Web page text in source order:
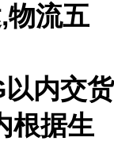
物流五
以内交货
根据生